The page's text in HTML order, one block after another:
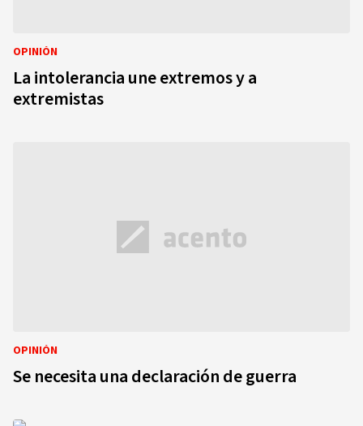
OPINIÓN
La intolerancia une extremos y a
extremistas
OPINIÓN
Se necesita una declaración de guerra